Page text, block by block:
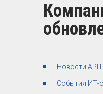
Новости
События ИТ-